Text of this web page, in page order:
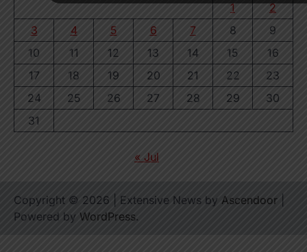
1
2
3
4 5 6 7 8
9
10
11 12 13 14 15
16
17
18 19 20 21 22
23
24
25 26 27 28 29
30
31
« Jul
Copyright © 2026 | Extensive News by Ascendoor
Powered by WordPress.